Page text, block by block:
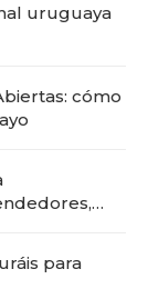
uruguaya
cómo
para